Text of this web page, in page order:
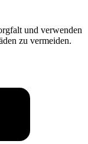
und verwenden
zu vermeiden.